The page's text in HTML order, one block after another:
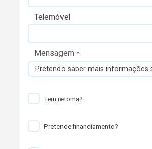
Telemóvel
Mensagem
Pretendo saber mais informações
Tem retoma?
Pretende financiamento?